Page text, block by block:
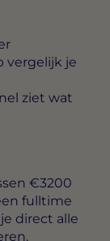
vergelijk je
ziet wat
€3200
fulltime
direct alle